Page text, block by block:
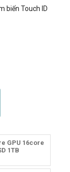
biến Touch ID
GPU 16core
1TB